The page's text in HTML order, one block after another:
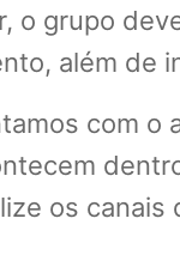
o grupo
além de
com
os canais